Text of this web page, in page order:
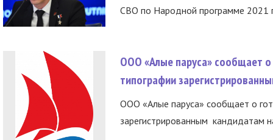
СВО по Народной программе 2021
ООО «Алые паруса» сообщает о
типографии
ООО «Алые паруса» сообщает о
зарегистрированным кандидатам